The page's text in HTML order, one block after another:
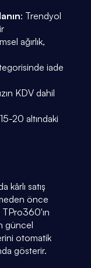
: Trendyol
ağırlık,
iade
KDV dahil
20 altındaki
kârlı satış
önce
TPro360'ın
güncel
otomatik
gösterir.